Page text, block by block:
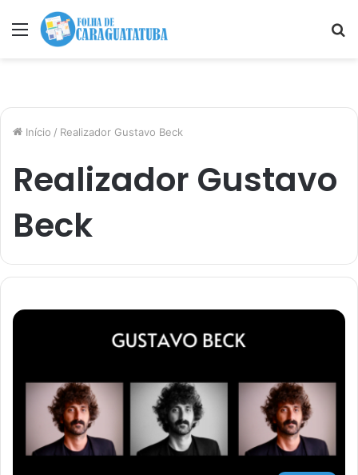
Menu
Início / Realizador Gustavo Beck
Realizador Gustavo
Beck